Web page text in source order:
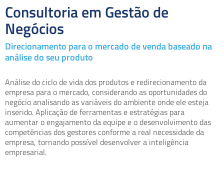
Consultoria em Gestão de
Negócios
Direcionamento para o mercado de venda baseado na
análise do seu produto
Análise do ciclo de vida dos produtos e redirecionamento da
empresa para o mercado, considerando as oportunidades do
negócio analisando as variáveis do ambiente onde ele esteja
inserido. Aplicação de ferramentas e estratégias para
aumentar o engajamento da equipe e o desenvolvimento das
competências dos gestores conforme a real necessidade da
empresa, tornando possível desenvolver a inteligência
empresarial.